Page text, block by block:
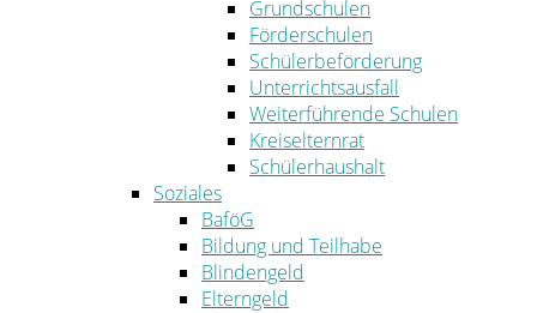
Grundschulen
Förderschulen
Schülerbeförderung
Unterrichtsausfall
Weiterführende Schulen
Kreiselternrat
Schülerhaushalt
Soziales
BaföG
Bildung und Teilhabe
Blindengeld
Elterngeld